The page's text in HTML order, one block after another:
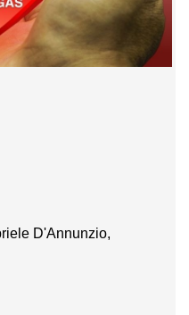
D'Annunzio,